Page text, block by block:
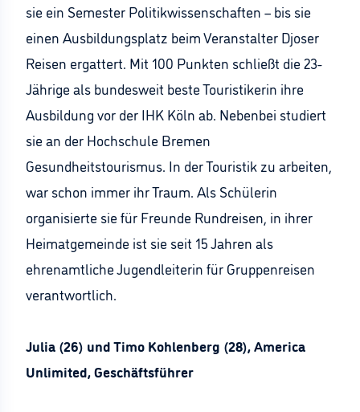
sie ein Semester Politikwissenschaften – bis sie
einen Ausbildungsplatz beim Veranstalter Djoser
Reisen ergattert. Mit 100 Punkten schließt die 23-
Jährige als bundesweit beste Touristikerin ihre
Ausbildung vor der IHK Köln ab. Nebenbei studiert
sie an der Hochschule Bremen
Gesundheitstourismus. In der Touristik zu arbeiten,
war schon immer ihr Traum. Als Schülerin
organisierte sie für Freunde Rundreisen, in ihrer
Heimatgemeinde ist sie seit 15 Jahren als
ehrenamtliche Jugendleiterin für Gruppenreisen
verantwortlich.
Julia (26) und Timo Kohlenberg (28), America
Unlimited, Geschäftsführer